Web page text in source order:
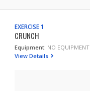
EXERCISE 1
CRUNCH
Equipment: NO EQUIPMENT
View Details